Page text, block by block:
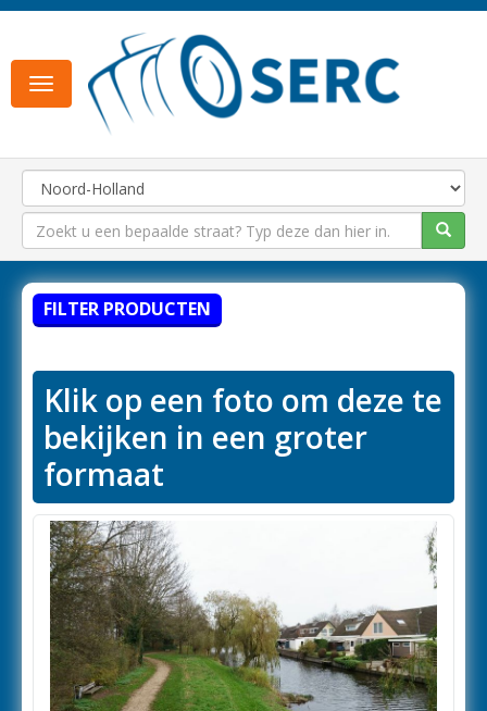
Toggle
navigation
FILTER PRODUCTEN
Klik op een foto om deze te
bekijken in een groter
formaat